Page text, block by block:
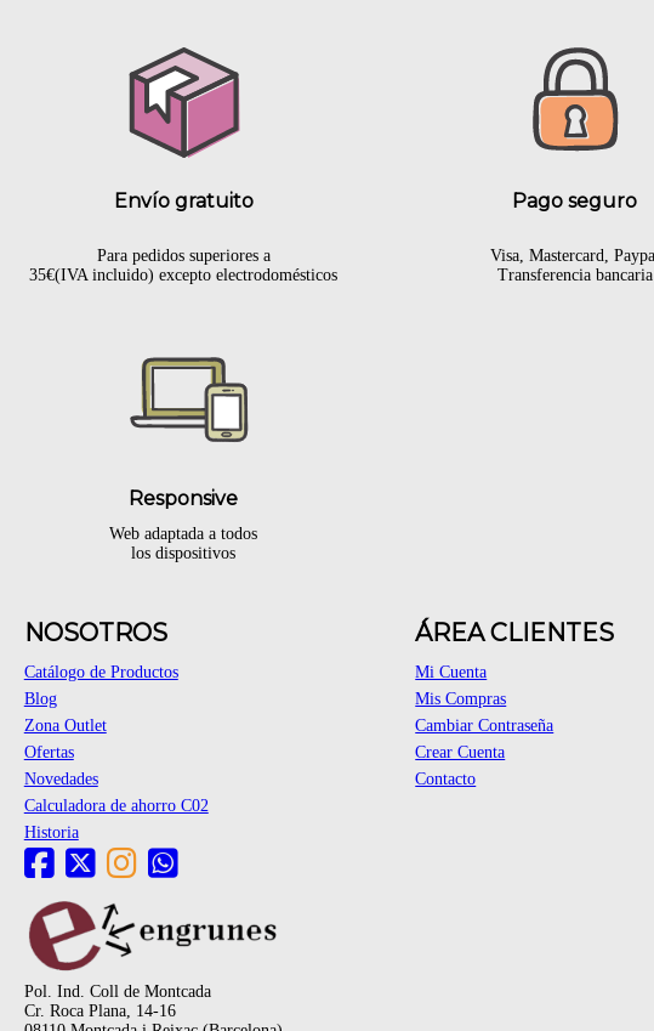
Envío gratuito
Para pedidos superiores a
35€(IVA incluido) excepto electrodomésticos
Pago seguro
Visa, Mastercard,
Transferencia bancaria
Responsive
Web adaptada a todos
los dispositivos
NOSOTROS
Catálogo de Productos
Blog
Zona Outlet
Ofertas
Novedades
Calculadora de ahorro C02
Historia
ÁREA CLIENTES
Mi Cuenta
Mis Compras
Cambiar Contraseña
Crear Cuenta
Contacto
Pol. Ind. Coll de Montcada
Cr. Roca Plana, 14-16